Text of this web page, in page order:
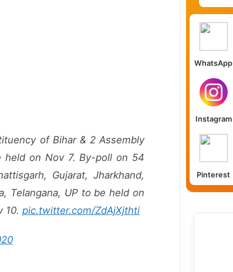
of Bihar & 2 Assembly
on Nov 7. By-poll on 54
Gujarat, Jharkhand,
Telangana, UP to be held on
10. pic.twitter.com/ZdAjXjthti
WhatsApp
Instagram
Pinterest